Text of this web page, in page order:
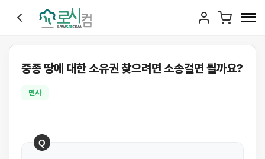
중종 땅에 대한 소유권 찾으려면 소송걸면 될까요?
민사
Q